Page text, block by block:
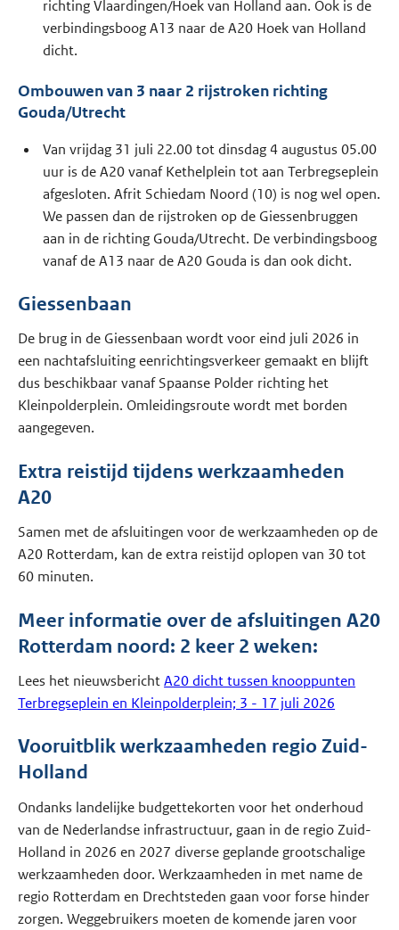
richting Vlaardingen/Hoek van Holland aan. Ook is de
verbindingsboog A13 naar de A20 Hoek van Holland
dicht.
Ombouwen van 3 naar 2 rijstroken richting
Gouda/Utrecht
Van vrijdag 31 juli 22.00 tot dinsdag 4 augustus 05.00
uur is de A20 vanaf Kethelplein tot aan Terbregseplein
afgesloten. Afrit Schiedam Noord (10) is nog wel open.
We passen dan de rijstroken op de Giessenbruggen
aan in de richting Gouda/Utrecht. De verbindingsboog
vanaf de A13 naar de A20 Gouda is dan ook dicht.
Giessenbaan
De brug in de Giessenbaan wordt voor eind juli 2026 in
een nachtafsluiting eenrichtingsverkeer gemaakt en blijft
dus beschikbaar vanaf Spaanse Polder richting het
Kleinpolderplein. Omleidingsroute wordt met borden
aangegeven.
Extra reistijd tijdens werkzaamheden
A20
Samen met de afsluitingen voor de werkzaamheden op de
A20 Rotterdam, kan de extra reistijd oplopen van 30 tot
60 minuten.
Meer informatie over de afsluitingen A20
Rotterdam noord: 2 keer 2 weken:
Lees het nieuwsberichtA20 dicht tussen knooppunten
Terbregseplein en Kleinpolderplein; 3 - 17 juli 2026
Vooruitblik werkzaamheden regio Zuid-
Holland
Ondanks landelijke budgettekorten voor het onderhoud
van de Nederlandse infrastructuur, gaan in de regio Zuid-
Holland in 2026 en 2027 diverse geplande grootschalige
werkzaamheden door. Werkzaamheden in met name de
regio Rotterdam en Drechtsteden gaan voor forse hinder
zorgen. Weggebruikers moeten de komende jaren voor